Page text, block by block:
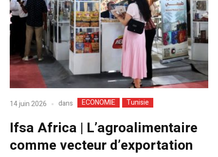
14 juin 2026 dans ECONOMIE Tunisie
Ifsa Africa | L’agroalimentaire
comme vecteur d’exportation